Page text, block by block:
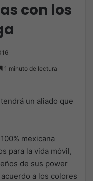
con los
1 minuto de lectura
un aliado que
mexicana
para la vida móvil,
de sus power
a los colores